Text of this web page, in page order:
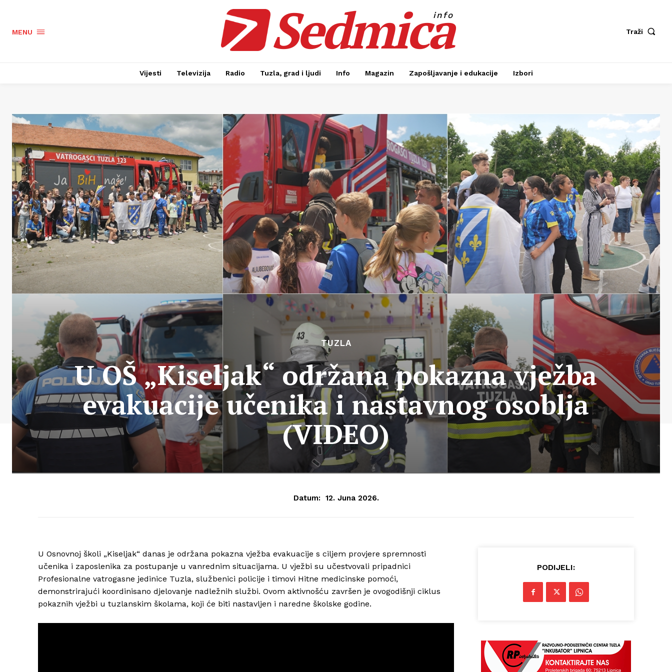
MENU Sedmica
info
Traži
Vijesti Televizija Radio Tuzla, grad i ljudi Info Magazin Zapošljavanje i edukacije Izbori
TUZLA
U OŠ „Kiseljak“ održana pokazna vježba
evakuacije učenika i nastavnog osoblja
(VIDEO)
Datum: 12. Juna 2026.
U Osnovnoj školi „Kiseljak“ danas je održana pokazna vježba evakuacije s ciljem provjere spremnosti
učenika i zaposlenika za postupanje u vanrednim situacijama. U vježbi su učestvovali pripadnici
Profesionalne vatrogasne jedinice Tuzla, službenici policije i timovi Hitne medicinske pomoći,
demonstrirajući koordinisano djelovanje nadležnih službi. Ovom aktivnošću završen je ovogodišnji ciklus
pokaznih vježbi u tuzlanskim školama, koji će biti nastavljen i naredne školske godine.
PODIJELI: